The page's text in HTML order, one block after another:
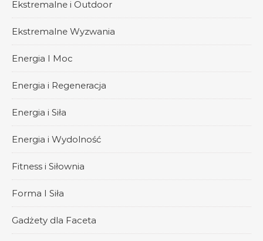
Ekstremalne i Outdoor
Ekstremalne Wyzwania
Energia I Moc
Energia i Regeneracja
Energia i Siła
Energia i Wydolność
Fitness i Siłownia
Forma I Siła
Gadżety dla Faceta